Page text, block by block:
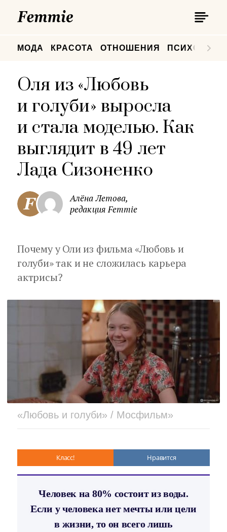
МОДА КРАСОТА ОТНОШЕНИЯ
Оля из «Любовь
и голуби» выросла
и стала моделью. Как
выглядит в 49 лет
Лада Сизоненко
Алёна Летова,
редакция Femmie
Почему у Оли из фильма «Любовь и
голуби» так и не сложилась карьера
актрисы?
«Любовь и голуби» / Мосфильм»
Класс! Нравится
Человек на 80% состоит из воды.
Если у человека нет мечты или цели
в жизни, то он всего лишь